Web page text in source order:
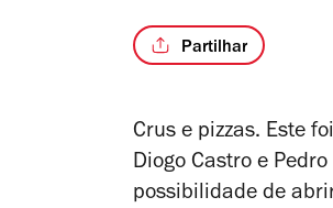
Partilhar
Crus e pizzas. Este
Diogo Castro e
possibilidade de